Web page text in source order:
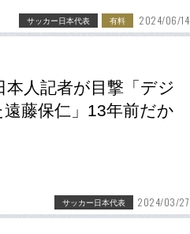
サッカー日本代表 有料 2024/06/14
人記者が目撃「デジ
藤保仁」13年前だか
サッカー日本代表 2024/03/27